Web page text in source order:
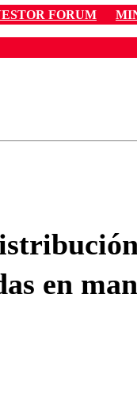
FORUM
en